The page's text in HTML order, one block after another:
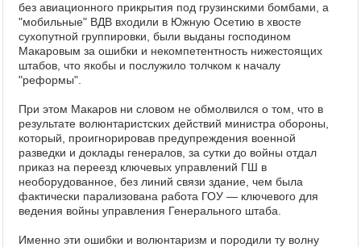
без авиационного прикрытия под грузинскими бомбами, а
"мобильные" ВДВ входили в Южную Осетию в хвосте
сухопутной группировки, были выданы господином
Макаровым за ошибки и некомпетентность нижестоящих
штабов, что якобы и послужило толчком к началу
"реформы".
При этом Макаров ни словом не обмолвился о том, что в
результате волюнтаристских действий министра обороны,
который, проигнорировав предупреждения военной
разведки и доклады генералов, за сутки до войны отдал
приказ на переезд ключевых управлений ГШ в
необорудованное, без линий связи здание, чем была
фактически парализована работа ГОУ — ключевого для
ведения войны управления Генерального штаба.
Именно эти ошибки и волюнтаризм и породили ту волну